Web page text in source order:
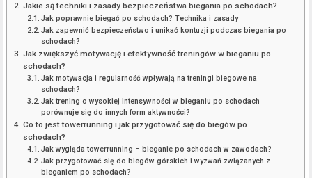
Jakie są techniki i zasady bezpieczeństwa biegania po schodach?
Jak poprawnie biegać po schodach? Technika i zasady
Jak zapewnić bezpieczeństwo i unikać kontuzji podczas biegania po
schodach?
Jak zwiększyć motywację i efektywność treningów w bieganiu po
schodach?
Jak motywacja i regularność wpływają na treningi biegowe na
schodach?
Jak trening o wysokiej intensywności w bieganiu po schodach
porównuje się do innych form aktywności?
Co to jest towerrunning i jak przygotować się do biegów po
schodach?
Jak wygląda towerrunning – bieganie po schodach w zawodach?
Jak przygotować się do biegów górskich i wyzwań związanych z
bieganiem po schodach?